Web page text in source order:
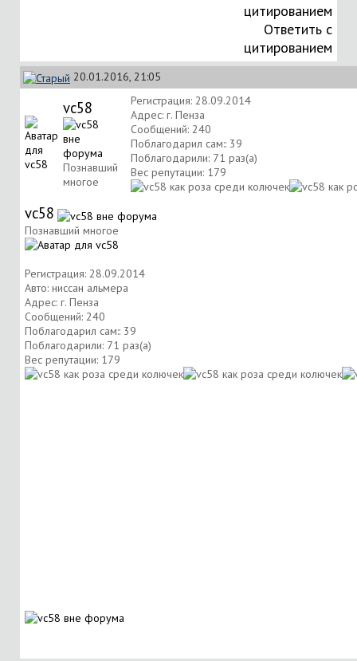
Ответить с
цитированием
20.01.2016, 21:05
vc58
Познавший
многое
Регистрация: 28.09.2014
Адрес: г. Пенза
Сообщений: 240
Поблагодарил сам:: 39
Поблагодарили: 71 раз(а)
Вес репутации: 179
vc58
Познавший многое
Регистрация: 28.09.2014
Авто: ниссан альмера
Адрес: г. Пенза
Сообщений: 240
Поблагодарил сам:: 39
Поблагодарили: 71 раз(а)
Вес репутации: 179